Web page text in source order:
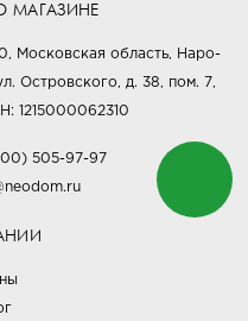
МАГАЗИНЕ
Московская область, Наро-
Островского, д. 38, пом. 7,
1215000062310
505-97-97